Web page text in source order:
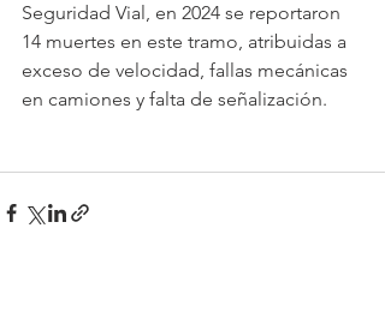
Seguridad Vial, en 2024 se reportaron
14 muertes en este tramo, atribuidas a
exceso de velocidad, fallas mecánicas
en camiones y falta de señalización.